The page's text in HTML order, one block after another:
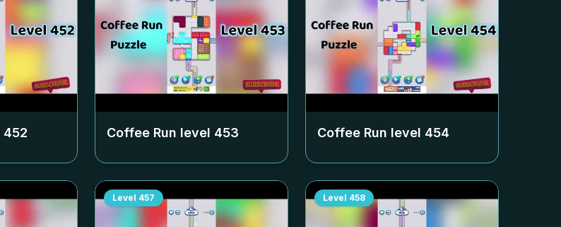
452 Coffee Run level 453 Coffee Run level 454
Level 457 Level 458